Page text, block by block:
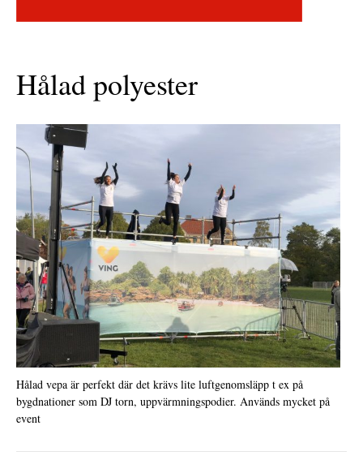
Hålad polyester
Hålad vepa är perfekt där det krävs lite luftgenomsläpp t ex på
bygdnationer som DJ torn, uppvärmningspodier. Används mycket på
event